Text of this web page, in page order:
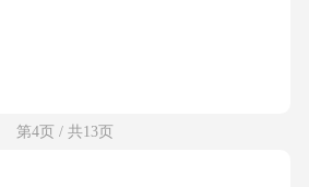
第4页 / 共13页